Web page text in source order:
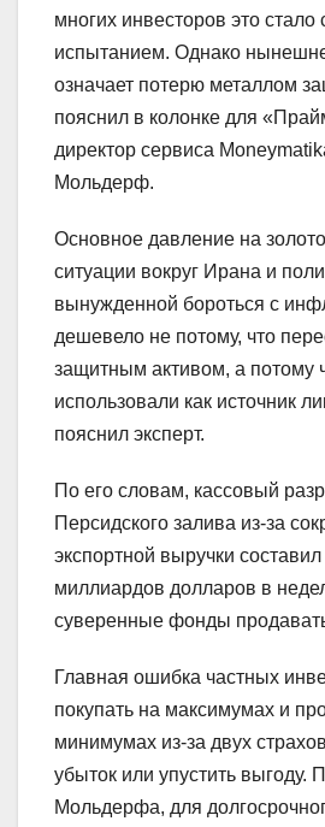
многих инвесторов это стало
испытанием. Однако
означает потерю металлом
пояснил в колонке для
директор сервиса
Мольдерф.
Основное давление на
ситуации вокруг Ирана и
вынужденной бороться с
дешевело не потому, что
защитным активом, а потому
использовали как источник
пояснил эксперт.
По его словам, кассовый
Персидского залива из-за
экспортной выручки
миллиардов долларов в
суверенные фонды
Главная ошибка частных
покупать на максимумах и
минимумах из-за двух
убыток или упустить выгоду.
Мольдерфа, для